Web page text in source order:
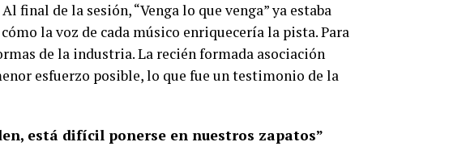
final de la sesión, “Venga lo que venga” ya estaba
la voz de cada músico enriquecería la pista. Para
de la industria. La recién formada asociación
esfuerzo posible, lo que fue un testimonio de la
está difícil ponerse en nuestros zapatos”